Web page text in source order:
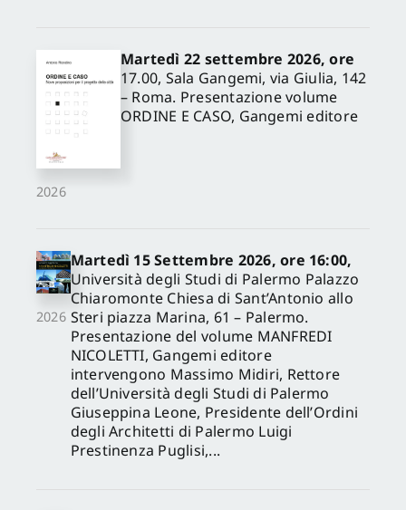
2026
Martedì 22 settembre 2026, ore
17.00, Sala Gangemi, via Giulia, 142
– Roma. Presentazione volume
ORDINE E CASO, Gangemi editore
2026
Martedì 15 Settembre 2026, ore 16:00,
Università degli Studi di Palermo Palazzo
Chiaromonte Chiesa di Sant’Antonio allo
Steri piazza Marina, 61 – Palermo.
Presentazione del volume MANFREDI
NICOLETTI, Gangemi editore
intervengono Massimo Midiri, Rettore
dell’Università degli Studi di Palermo
Giuseppina Leone, Presidente dell’Ordini
degli Architetti di Palermo Luigi
Prestinenza Puglisi,...